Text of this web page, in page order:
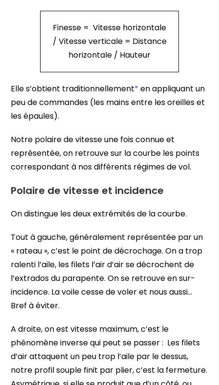
Finesse = Vitesse horizontale
/ Vitesse verticale = Distance
horizontale / Hauteur
Elle s’obtient traditionnellement* en appliquant un
peu de commandes (les mains entre les oreilles et
les épaules).
Notre polaire de vitesse une fois connue et
représentée, on retrouve sur la courbe les points
correspondant à nos différents régimes de vol.
Polaire de vitesse et incidence
On distingue les deux extrémités de la courbe.
Tout à gauche, généralement représentée par un
« rateau », c’est le point de décrochage. On a trop
ralenti l’aile, les filets l’air d’air se décrochent de
l’extrados du parapente. On se retrouve en sur-
incidence. La voile cesse de voler et nous aussi…
Bref à éviter.
A droite, on est vitesse maximum, c’est le
phénomène inverse qui peut se passer : Les filets
d’air attaquent un peu trop l’aile par le dessus,
notre profil souple finit par plier, c’est la fermeture.